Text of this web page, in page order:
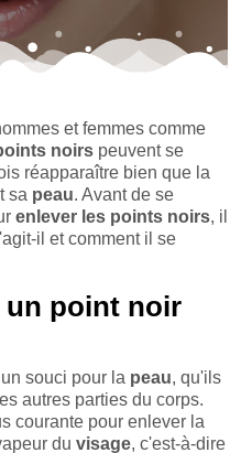
et femmes comme
noirs peuvent se
réapparaître bien que la
sa peau. Avant de se
enlever les points noirs, il
il et comment il se
un point noir
souci pour la peau, qu'ils
autres parties du corps.
courante pour enlever la
du visage, c'est-à-dire